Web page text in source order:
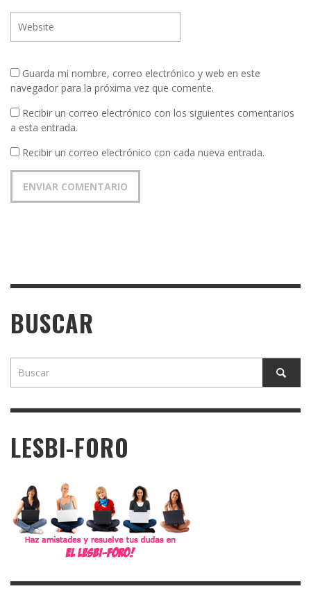
Guarda mi nombre, correo electrónico y web en este
navegador para la próxima vez que comente.
Recibir un correo electrónico con los siguientes comentarios
a esta entrada.
Recibir un correo electrónico con cada nueva entrada.
BUSCAR
LESBI-FORO